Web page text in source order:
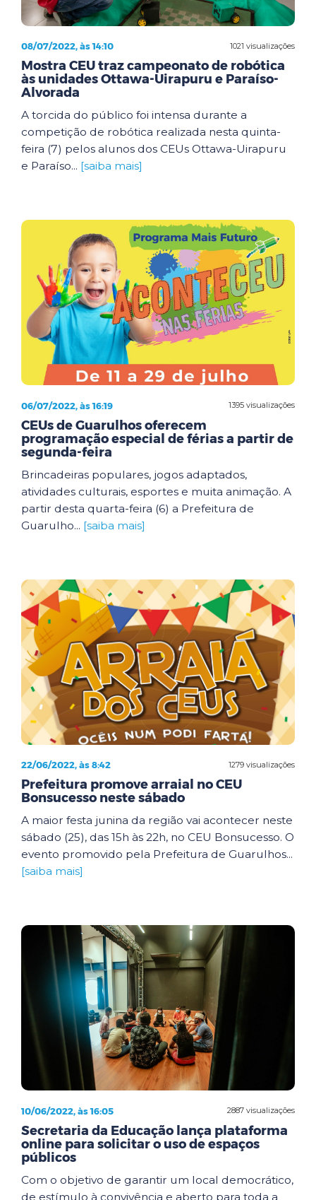
1021 visualizações
08/07/2022, às 14:10
Mostra CEU traz campeonato de robótica
às unidades Ottawa-Uirapuru e Paraíso-
Alvorada
A torcida do público foi intensa durante a
competição de robótica realizada nesta quinta-
feira (7) pelos alunos dos CEUs Ottawa-Uirapuru
e Paraíso... [saiba mais]
1395 visualizações
06/07/2022, às 16:19
CEUs de Guarulhos oferecem
programação especial de férias a partir de
segunda-feira
Brincadeiras populares, jogos adaptados,
atividades culturais, esportes e muita animação. A
partir desta quarta-feira (6) a Prefeitura de
Guarulho... [saiba mais]
1279 visualizações
22/06/2022, às 8:42
Prefeitura promove arraial no CEU
Bonsucesso neste sábado
A maior festa junina da região vai acontecer neste
sábado (25), das 15h às 22h, no CEU Bonsucesso. O
evento promovido pela Prefeitura de Guarulhos...
[saiba mais]
2887 visualizações
10/06/2022, às 16:05
Secretaria da Educação lança plataforma
online para solicitar o uso de espaços
públicos
Com o objetivo de garantir um local democrático,
de estímulo à convivência e aberto para toda a